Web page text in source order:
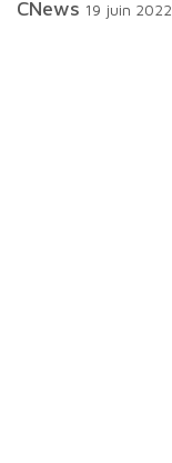
CNews 19 juin 2022